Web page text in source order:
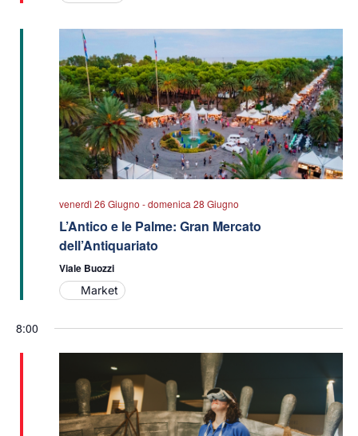
venerdì 26 Giugno -domenica 28 Giugno
L’Antico e le Palme: Gran Mercato
dell’Antiquariato
Viale Buozzi
Market
8:00